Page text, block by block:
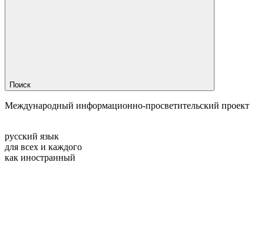
Поиск
Международный информационно-просветительский проект
русский язык
для всех и каждого
как иностранный